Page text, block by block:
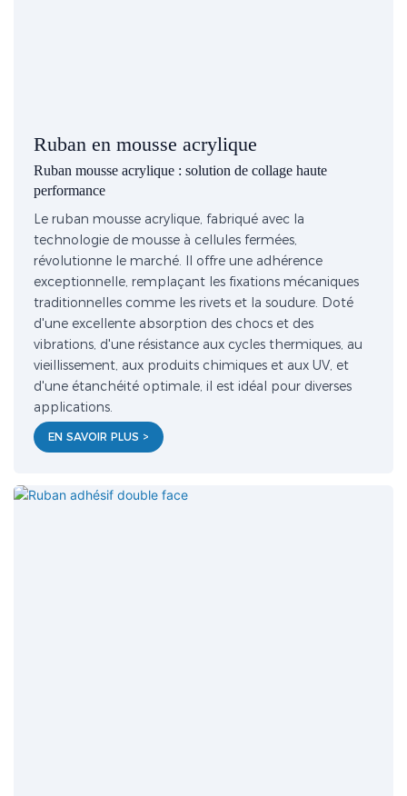
Ruban en mousse acrylique
Ruban mousse acrylique : solution de collage haute
performance
Le ruban mousse acrylique, fabriqué avec la
technologie de mousse à cellules fermées,
révolutionne le marché. Il offre une adhérence
exceptionnelle, remplaçant les fixations mécaniques
traditionnelles comme les rivets et la soudure. Doté
d'une excellente absorption des chocs et des
vibrations, d'une résistance aux cycles thermiques, au
vieillissement, aux produits chimiques et aux UV, et
d'une étanchéité optimale, il est idéal pour diverses
applications.
EN SAVOIR PLUS >